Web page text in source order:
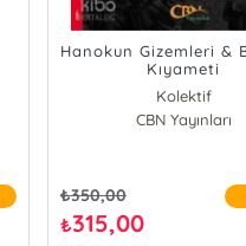
Hanokun Gizemleri &
Kıyameti
Kolektif
CBN Yayınları
₺350,00
₺315,00